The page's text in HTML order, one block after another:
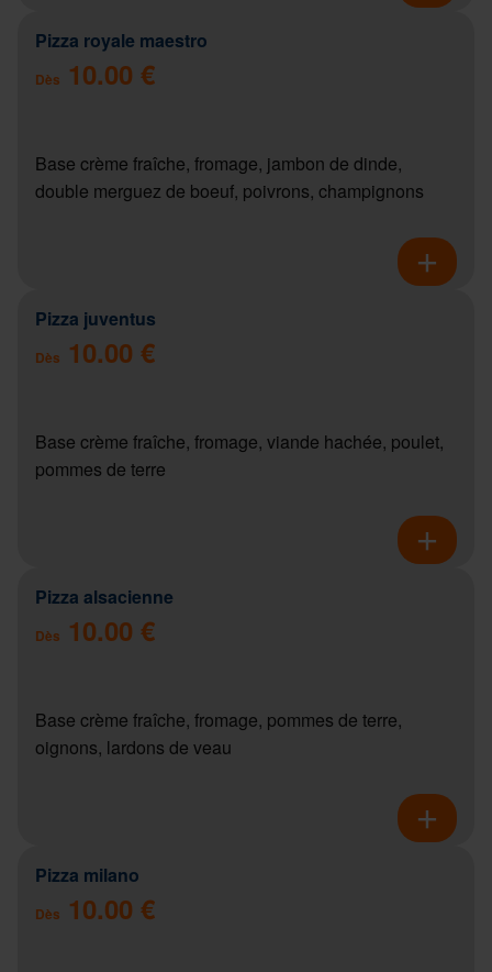
Pizza royale maestro
Dès 10.00 €
Base crème fraîche, fromage, jambon de dinde,
double merguez de boeuf, poivrons, champignons
Pizza juventus
Dès 10.00 €
Base crème fraîche, fromage, viande hachée, poulet,
pommes de terre
Pizza alsacienne
Dès 10.00 €
Base crème fraîche, fromage, pommes de terre,
oignons, lardons de veau
Pizza milano
Dès 10.00 €